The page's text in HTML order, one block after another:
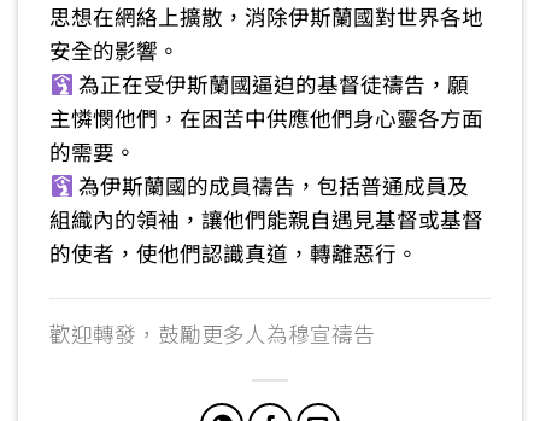
思想在網絡上擴散，消除伊斯蘭國對世界各地
安全的影響。
為正在受伊斯蘭國逼迫的基督徒禱告，願
主憐憫他們，在困苦中供應他們身心靈各方面
的需要。
為伊斯蘭國的成員禱告，包括普通成員及
組織內的領袖，讓他們能親自遇見基督或基督
的使者，使他們認識真道，轉離惡行。
歡迎轉發，鼓勵更多人為穆宣禱告